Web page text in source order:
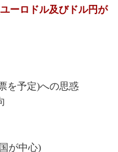
ーロドル及びドル円が
を予定)への思惑
が中心)